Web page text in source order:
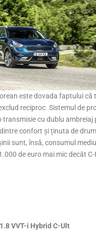
este dovada faptului că
reciproc. Sistemul de
transmisie cu dublu ambreiaj
confort și ținuta de
sunt, însă, consumul
de euro mai mic decât C-
VVT-i Hybrid C-Ult